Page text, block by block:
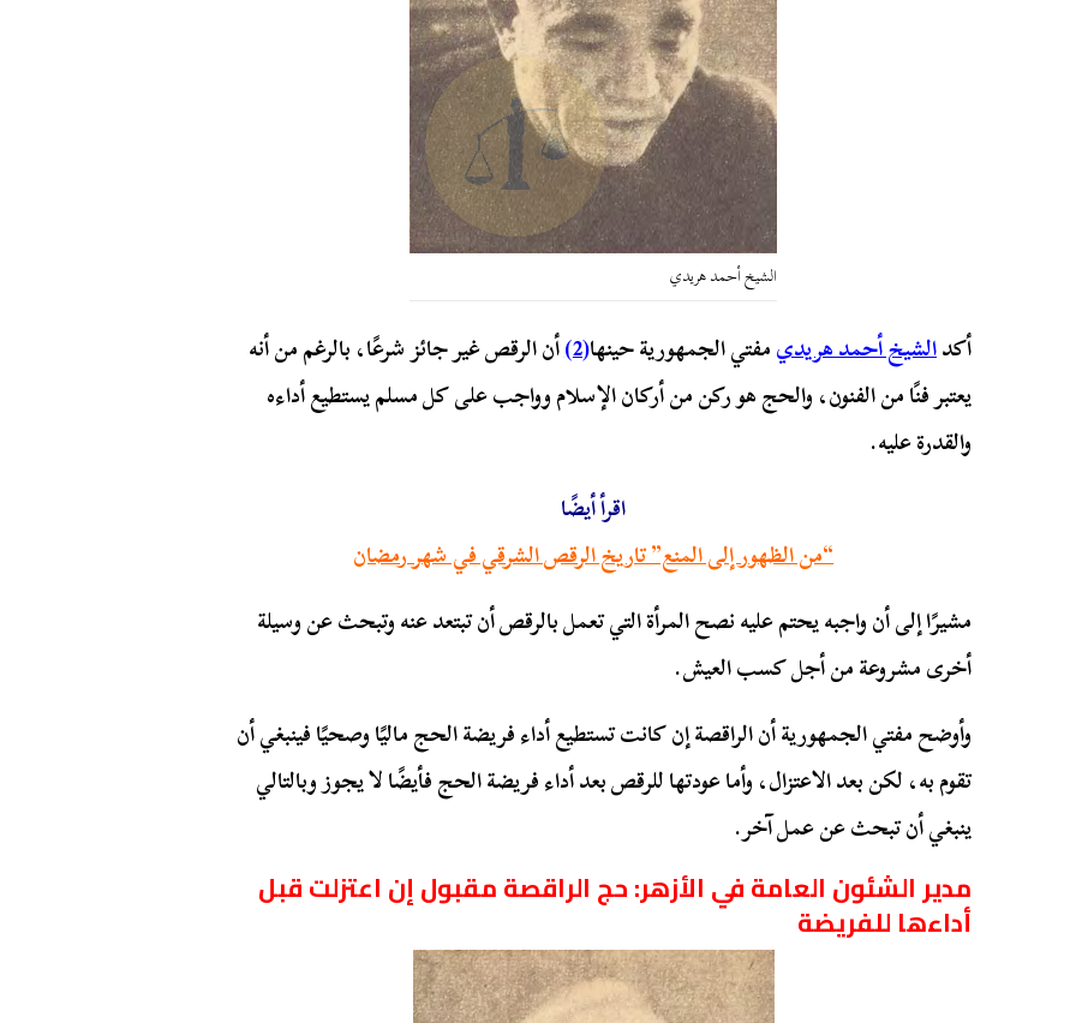
الشيخ أحمد هريدي
أكدالشيخ أحمد هريديمفتي الجمهورية حينها(2) أن الرقص غير جائز شرعًا، بالرغم من أنه
يعتبر فنًا من الفنون، والحج هو ركن من أركان الإسلام وواجب على كل مسلم يستطيع أداءه
والقدرة عليه.
اقرأ أيضًا
“من الظهور إلى المنع” تاريخ الرقص الشرقي في شهر رمضان
مشيرًا إلى أن واجبه يحتم عليه نصح المرأة التي تعمل بالرقص أن تبتعد عنه وتبحث عن وسيلة
أخرى مشروعة من أجل كسب العيش.
وأوضح مفتي الجمهورية أن الراقصة إن كانت تستطيع أداء فريضة الحج ماليًا وصحيًا فينبغي أن
تقوم به، لكن بعد الاعتزال، وأما عودتها للرقص بعد أداء فريضة الحج فأيضًا لا يجوز وبالتالي
ينبغي أن تبحث عن عمل آخر.
مدير الشئون العامة في الأزهر: حج الراقصة مقبول إن اعتزلت قبل
أداءها للفريضة